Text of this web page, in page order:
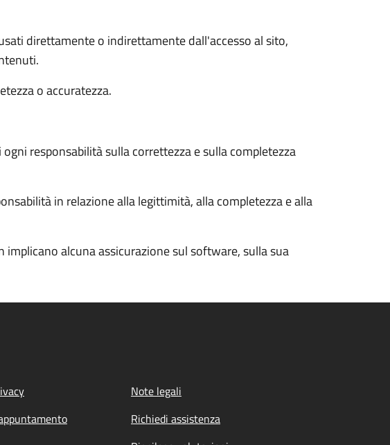
direttamente o indirettamente dall'accesso al sito,
o accuratezza.
responsabilità sulla correttezza e sulla completezza
in relazione alla legittimità, alla completezza e alla
alcuna assicurazione sul software, sulla sua
Note legali
Richiedi assistenza